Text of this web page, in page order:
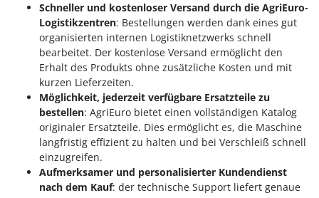
Schneller und kostenloser Versand durch die AgriEuro-
Logistikzentren: Bestellungen werden dank eines gut
organisierten internen Logistiknetzwerks schnell
bearbeitet. Der kostenlose Versand ermöglicht den
Erhalt des Produkts ohne zusätzliche Kosten und mit
kurzen Lieferzeiten.
Möglichkeit, jederzeit verfügbare Ersatzteile zu
bestellen: AgriEuro bietet einen vollständigen Katalog
originaler Ersatzteile. Dies ermöglicht es, die Maschine
langfristig effizient zu halten und bei Verschleiß schnell
einzugreifen.
Aufmerksamer und personalisierter Kundendienst
nach dem Kauf: der technische Support liefert genaue